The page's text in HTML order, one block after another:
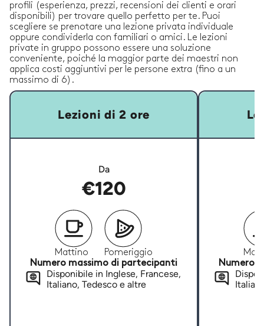
profili (esperienza, prezzi, recensioni dei clienti e orari
disponibili) per trovare quello perfetto per te. Puoi
scegliere se prenotare una lezione privata individuale
oppure condividerla con familiari o amici. Le lezioni
private in gruppo possono essere una soluzione
conveniente, poiché la maggior parte dei maestri non
applica costi aggiuntivi per le persone extra (fino a un
massimo di 6).
Lezioni di 2 ore
Da
€120
Mattino
Pomeriggio
Numero massimo di partecipanti
Disponibile in Inglese, Francese,
Italiano, Tedesco e altre
Numero